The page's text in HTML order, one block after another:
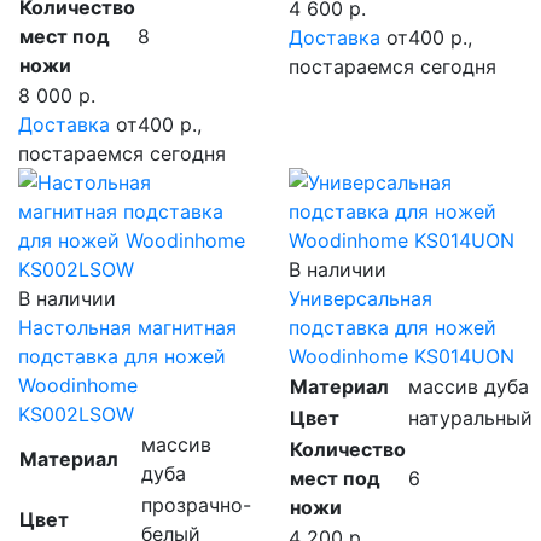
Количество
мест под
ножи
8
8 000 р.
Доставка от400 р.,
постараемся сегодня
4 600 р.
Доставка от400 р.,
постараемся сегодня
В наличии
Настольная магнитная
подставка для ножей
Woodinhome
KS002LSOW
Материал
массив
дуба
Цвет
прозрачно-
белый
В наличии
Универсальная
подставка для ножей
Woodinhome KS014UON
Материал
массив дуба
Цвет
натуральный
Количество
мест под
ножи
6